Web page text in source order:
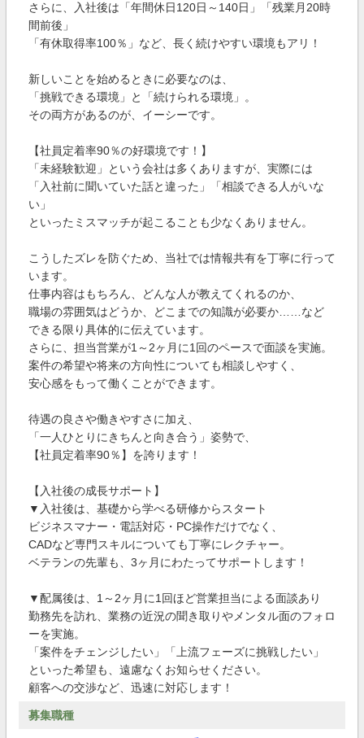
さらに、入社後は「年間休日120日～140日」「残業月20時
間前後」
「有休取得率100％」など、長く続けやすい環境もアリ！
新しいことを始めるときに必要なのは、
「挑戦できる環境」と「続けられる環境」。
その両方があるのが、イーシーです。
【社員定着率90％の好環境です！】
「未経験歓迎」という会社は多くありますが、実際には
「入社前に聞いていた話と違った」「相談できる人がいな
い」
といったミスマッチが起こることも少なくありません。
こうしたズレを防ぐため、当社では情報共有を丁寧に行って
います。
仕事内容はもちろん、どんな人が教えてくれるのか、
職場の雰囲気はどうか、どこまでの知識が必要か……など
できる限り具体的に伝えています。
さらに、担当営業が1～2ヶ月に1回のペースで面談を実施。
案件の希望や将来の方向性についても相談しやすく、
安心感をもって働くことができます。
待遇の良さや働きやすさに加え、
「一人ひとりにきちんと向き合う」姿勢で、
【社員定着率90％】を誇ります！
【入社後の成長サポート】
▼入社後は、基礎から学べる研修からスタート
ビジネスマナー・電話対応・PC操作だけでなく、
CADなど専門スキルについても丁寧にレクチャー。
ベテランの先輩も、3ヶ月にわたってサポートします！
▼配属後は、1～2ヶ月に1回ほど営業担当による面談あり
勤務先を訪れ、業務の近況の聞き取りやメンタル面のフォロ
ーを実施。
「案件をチェンジしたい」「上流フェーズに挑戦したい」
といった希望も、遠慮なくお知らせください。
顧客への交渉など、迅速に対応します！
募集職種